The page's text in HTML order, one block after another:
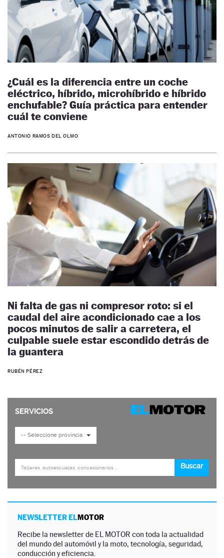
¿Cuál es la diferencia entre un coche
eléctrico, híbrido, microhíbrido e híbrido
enchufable? Guía práctica para entender
cuál te conviene
ANTONIO RAMOS DEL OLMO
Ni falta de gas ni compresor roto: si el
caudal del aire acondicionado cae a los
pocos minutos de salir a carretera, el
culpable suele estar escondido detrás de
la guantera
RUBÉN PÉREZ
NEWSLETTER ELMOTOR
Recibe la newsletter de EL MOTOR con toda la actualidad
del mundo del automóvil y la moto, tecnología, seguridad,
conducción y eficiencia.